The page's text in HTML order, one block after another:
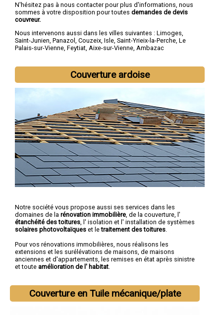
N'hésitez pas à nous contacter pour plus d'informations, nous
sommes à votre disposition pour toutes demandes de devis
couvreur.
Nous intervenons aussi dans les villes suivantes : Limoges,
Saint-Junien, Panazol , Couzeix, Isle, Saint-Yrieix-la-Perche, Le
Palais-sur-Vienne, Feytiat, Aixe-sur-Vienne, Ambazac
Couverture ardoise
Notre société vous propose aussi ses services dans les
domaines de la rénovation immobilière, de la couverture, l'
étanchéité des toitures, l' isolation et l' installation de systèmes
solaires photovoltaïques et letraitement des toitures.
Pour vos rénovations immobilières, nous réalisons les
extensions et les surélévations de maisons, de maisons
anciennes et d'appartements, les remises en état après sinistre
et toute amélioration de l' habitat.
Couverture en Tuile mécanique/plate